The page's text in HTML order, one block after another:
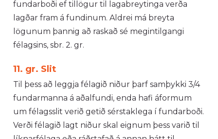
fundarboði ef tillögur til lagabreytinga verða
lagðar fram á fundinum. Aldrei má breyta
lögunum þannig að raskað sé megintilgangi
félagsins, sbr. 2. gr.
11. gr. Slit
Til þess að leggja félagið niður þarf samþykki 3/4
fundarmanna á aðalfundi, enda hafi áformum
um félagsslit verið getið sérstaklega í fundarboði.
Verði félagið lagt niður skal eignum þess varið til